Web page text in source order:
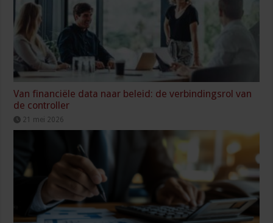
Van financiële data naar beleid: de verbindingsrol van
de controller
21 mei 2026